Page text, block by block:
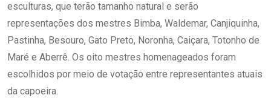
esculturas, que terão tamanho natural e serão
representações dos mestres Bimba, Waldemar, Canjiquinha,
Pastinha, Besouro, Gato Preto, Noronha, Caiçara, Totonho de
Maré e Aberrê. Os oito mestres homenageados foram
escolhidos por meio de votação entre representantes atuais
da capoeira.